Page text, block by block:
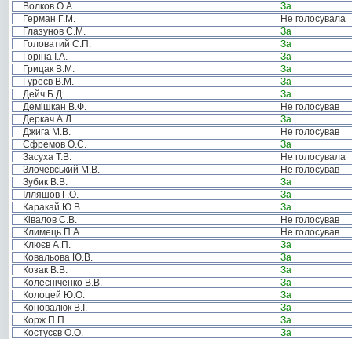
Волков О.А.
За
Герман Г.М.
Не голосувала
Глазунов С.М.
За
Головатий С.П.
За
Горіна І.А.
За
Грицак В.М.
За
Гуреєв В.М.
За
Дейч Б.Д.
За
Демішкан В.Ф.
Не голосував
Деркач А.Л.
За
Джига М.В.
Не голосував
Єфремов О.С.
За
Засуха Т.В.
Не голосувала
Злочевський М.В.
Не голосував
Зубик В.В.
За
Ілляшов Г.О.
За
Каракай Ю.В.
За
Ківалов С.В.
Не голосував
Климець П.А.
Не голосував
Клюєв А.П.
За
Ковальова Ю.В.
За
Козак В.В.
За
Колесніченко В.В.
За
Колоцей Ю.О.
За
Коновалюк В.І.
За
Корж П.П.
За
Костусєв О.О.
За